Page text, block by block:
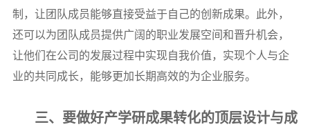
制，让团队成员能够直接受益于自己的创新成果。此外，
还可以为团队成员提供广阔的职业发展空间和晋升机会，
让他们在公司的发展过程中实现自我价值，实现个人与企
业的共同成长，能够更加长期高效的为企业服务。
三、要做好产学研成果转化的顶层设计与成